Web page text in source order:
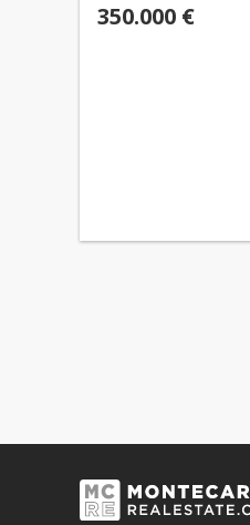
350.000 €